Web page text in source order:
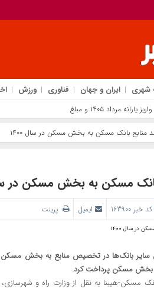
شهری ایران و جهان فناوری ورزش
کد خبر 163900 ایمیل پرینت
بانک‌ها در تخصیص منابع به بخش
مسکن-هیبنا به نقل از وزارت راه و